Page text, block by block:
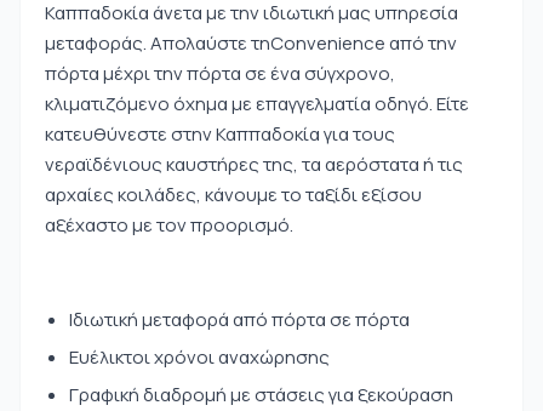
Καππαδοκία άνετα με την ιδιωτική μας υπηρεσία
μεταφοράς. Απολαύστε τηConvenience από την
πόρτα μέχρι την πόρτα σε ένα σύγχρονο,
κλιματιζόμενο όχημα με επαγγελματία οδηγό. Είτε
κατευθύνεστε στην Καππαδοκία για τους
νεραϊδένιους καυστήρες της, τα αερόστατα ή τις
αρχαίες κοιλάδες, κάνουμε το ταξίδι εξίσου
αξέχαστο με τον προορισμό.
Ιδιωτική μεταφορά από πόρτα σε πόρτα
Ευέλικτοι χρόνοι αναχώρησης
Γραφική διαδρομή με στάσεις για ξεκούραση